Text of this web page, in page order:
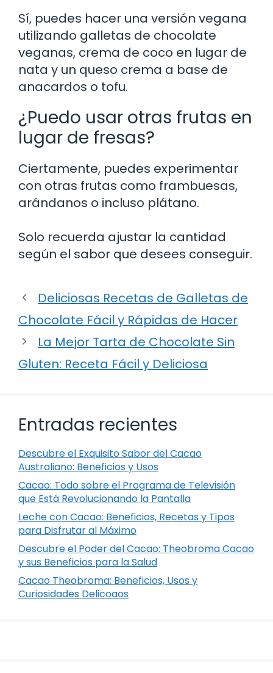
Sí, puedes hacer una versión vegana
utilizando galletas de chocolate
veganas, crema de coco en lugar de
nata y un queso crema a base de
anacardos o tofu.
¿Puedo usar otras frutas en
lugar de fresas?
Ciertamente, puedes experimentar
con otras frutas como frambuesas,
arándanos o incluso plátano.
Solo recuerda ajustar la cantidad
según el sabor que desees conseguir.
Deliciosas Recetas de Galletas de
Chocolate Fácil y Rápidas de Hacer
La Mejor Tarta de Chocolate Sin
Gluten: Receta Fácil y Deliciosa
Entradas recientes
Descubre el Exquisito Sabor del Cacao
Australiano: Beneficios y Usos
Cacao: Todo sobre el Programa de Televisión
que Está Revolucionando la Pantalla
Leche con Cacao: Beneficios, Recetas y Tipos
para Disfrutar al Máximo
Descubre el Poder del Cacao: Theobroma Cacao
y sus Beneficios para la Salud
Cacao Theobroma: Beneficios, Usos y
Curiosidades Delicoaos